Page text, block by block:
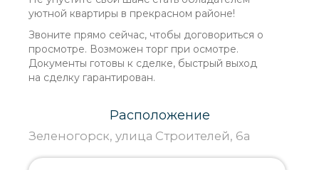
уютной квартиры в прекрасном районе!
Звоните прямо сейчас, чтобы договориться о
просмотре. Возможен торг при осмотре.
Документы готовы к сделке, быстрый выход
на сделку гарантирован.
Расположение
Зеленогорск, улица Строителей, 6а